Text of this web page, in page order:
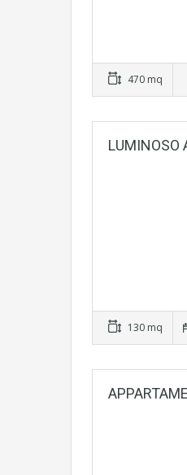
470 mq
LUMINOSO
130 mq